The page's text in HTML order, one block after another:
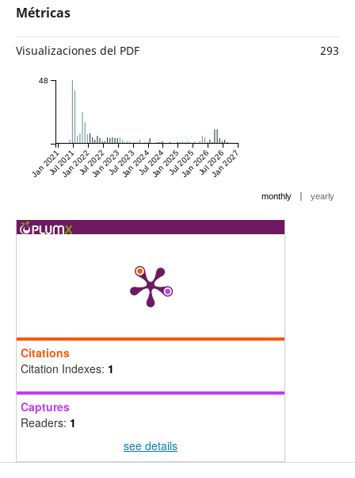
Métricas
Visualizaciones del PDF 293
Jan 2021Jul 2021Jan 2022Jul 2022Jan 2023Jul 2023Jan 2024Jul 2024Jan 2025Jul 2025Jan 2026Jul 2026
Jan 2027
48
monthly | yearly
Citations
Citation Indexes: 1
Captures
Readers: 1
see details